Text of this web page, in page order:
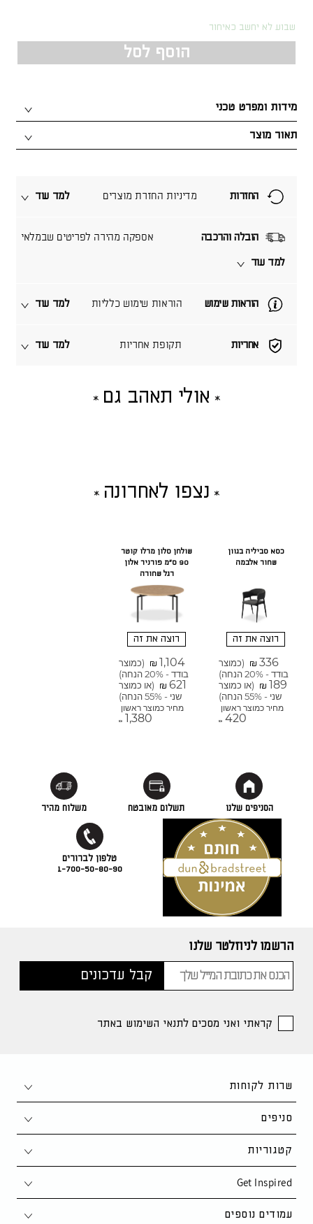
שבוע לא יחשב כאיחור
הוסף לסל
תאור מוצר
מידות ומפרט טכני
אחריות תקופת אחריות למד עוד
הוראות שימוש הוראות שימוש כלליות למד עוד
הובלה והרכבה אספקה מהירה לפריטים שבמלאי
למד עוד
החזרות מדיניות החזרת מוצרים למד עוד
אולי תאהב גם
נצפו לאחרונה
כסא סביליה בגוון
שחור אלבמה
רוצה את זה
₪ 336
(כמוצר
בודד - 20% הנחה)
₪ 189
(או כמוצר
שני - 55% הנחה)
מחיר כמוצר ראשון
₪ 420
שולחן סלון מרלו קוטר
90 ס"מ פורניר אלון
רגל שחורה
רוצה את זה
₪ 1,104
(כמוצר
בודד - 20% הנחה)
₪ 621
(או כמוצר
שני - 55% הנחה)
מחיר כמוצר ראשון
₪ 1,380
הסניפים שלנו תשלום מאובטח משלוח מהיר
1-700-50-80-90
הרשמו לניוזלטר שלנו
קראתי ואני מסכים לתנאי השימוש באתר
שרות לקוחות
צור קשר
1-700-50-80-90
support@kaza.co.il
שאלות ותשובות
סניפים
חיפה
פתח תקווה
נתניה
קטגוריות
סלון
פינת אוכל
Get Inspired
סקנדינבי
עמודים נוספים